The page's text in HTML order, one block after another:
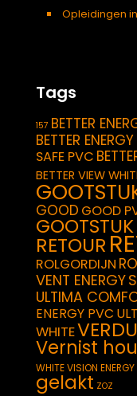
Opleidingen
Tags
157 BETTER
BETTER
SAFE PVC
BETTER VIEW
GOOD GOOD
GOOTSTUK
RETOUR
ROLGORDIJN
VENT ENERGY
ULTIMA
ENERGY PVC
WHITE
Vernist
WHITEVISION ENERGY
gelakt ZOZ